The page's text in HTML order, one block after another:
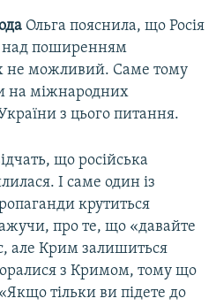
Ольга пояснила, що Росія
над поширенням
не можливий. Саме тому
на міжнародних
з цього питання.
що російська
І саме один із
крутиться
про те, що «давайте
але Крим залишиться
з Кримом, тому що
тільки ви підете до